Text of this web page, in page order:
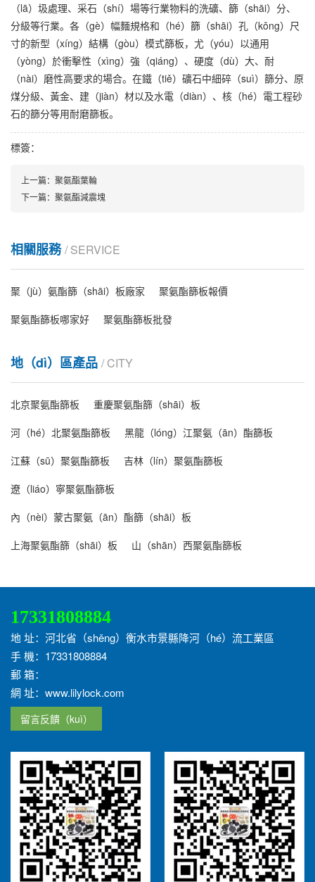
（lā）圾處理、采石（shí）場等行業物料的洗礦、篩（shāi）分、
分級等行業。各（gè）幅麵規格和（hé）篩（shāi）孔（kǒng）尺
寸的新型（xíng）結構（gòu）模式篩板，尤（yóu）以通用
（yòng）於衝擊性（xìng）強（qiáng）、硬度（dù）大、耐
（nài）磨性高要求的場合。在鐵（tiě）礦石中細碎（suì）篩分、原
煤分級、黃金、建（jiàn）材以及水電（diàn）、核（hé）電工程砂
石的篩分等用耐磨篩板。
標簽：
上一篇： 聚氨酯葉輪
下一篇： 聚氨酯減震塊
相關服務/ SERVICE
聚（jù）氨酯篩（shāi）板廠家
聚氨酯篩板報價
聚氨酯篩板哪家好
聚氨酯篩板批發
地（dì）區產品 / CITY
北京聚氨酯篩板
重慶聚氨酯篩（shāi）板
河（hé）北聚氨酯篩板
黑龍（lóng）江聚氨（ān）酯篩板
江蘇（sū）聚氨酯篩板
吉林（lín）聚氨酯篩板
遼（liáo）寧聚氨酯篩板
內（nèi）蒙古聚氨（ān）酯篩（shāi）板
上海聚氨酯篩（shāi）板
山（shān）西聚氨酯篩板
17331808884
地 址：河北省（shěng）衡水市景縣降河（hé）流工業區
手 機：17331808884
郵 箱：
網 址：www.lilylock.com
留言反饋（kuì）